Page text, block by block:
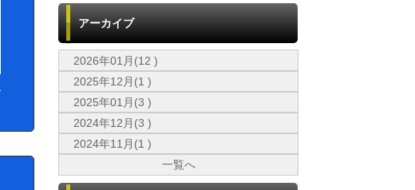
アーカイブ
2026年01月(12 )
2025年12月(1 )
2025年01月(3 )
2024年12月(3 )
2024年11月(1 )
一覧へ